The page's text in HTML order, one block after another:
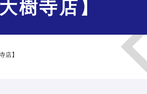
樹寺店】
店】